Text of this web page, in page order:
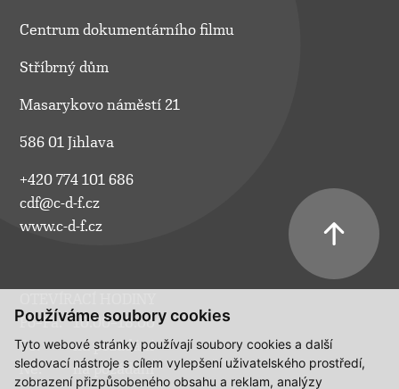
Používáme soubory cookies
Tyto webové stránky používají soubory cookies a další
sledovací nástroje s cílem vylepšení uživatelského prostředí,
zobrazení přizpůsobeného obsahu a reklam, analýzy
Centrum dokumentárního filmu
Stříbrný dům
Masarykovo náměstí 21
586 01 Jihlava
+420 774 101 686
cdf@c-d-f.cz
www.c-d-f.cz
Po–Pá:
10.00–18.00
So:
na požádání
Ne:
na požádání